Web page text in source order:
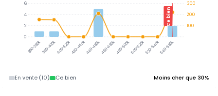
360-380k380-400k400-420k420-440k440-460k460-480k480-500k500-520k520-540k540-560k
Ce bien
300
200
100
6
4
2
0
En vente (10) Ce bien Moins cher que 30%